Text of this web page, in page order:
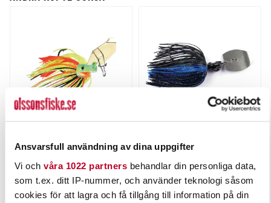
Ansvarsfull användning av dina uppgifter
Vi och våra 1022 partnersbehandlar din personliga data,
som t.ex. ditt IP-nummer, och använder teknologi såsom
cookies för att lagra och få tillgång till information på din
Pig Hula Chatterbait 15g
Nuvarande pris:
75,00 krTidigare pris:
99,00 kr
75,00 kr
99,00 kr
SBS Breaker Blade Jig 14g.
Nuvarande pris:
119,00 krTidigare pris:
149,00 kr
119,00 kr
149,00 kr